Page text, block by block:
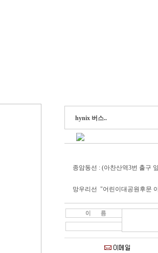
hynix 버스..
종암동선 : (아찬산역3번 출
망우리선 "어린이대공원후